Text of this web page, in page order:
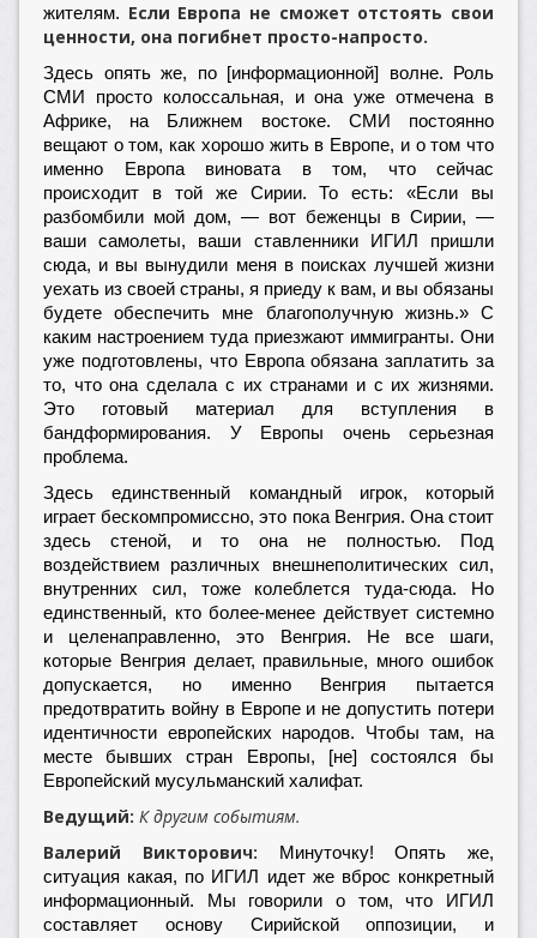
жителям. Если Европа не сможет отстоять свои
ценности, она погибнет просто-напросто.
Здесь опять же, по [информационной] волне. Роль
СМИ просто колоссальная, и она уже отмечена в
Африке, на Ближнем востоке. СМИ постоянно
вещают о том, как хорошо жить в Европе, и о том что
именно Европа виновата в том, что сейчас
происходит в той же Сирии. То есть: «Если вы
разбомбили мой дом, — вот беженцы в Сирии, —
ваши самолеты, ваши ставленники ИГИЛ пришли
сюда, и вы вынудили меня в поисках лучшей жизни
уехать из своей страны, я приеду к вам, и вы обязаны
будете обеспечить мне благополучную жизнь.» С
каким настроением туда приезжают иммигранты. Они
уже подготовлены, что Европа обязана заплатить за
то, что она сделала с их странами и с их жизнями.
Это готовый материал для вступления в
бандформирования. У Европы очень серьезная
проблема.
Здесь единственный командный игрок, который
играет бескомпромиссно, это пока Венгрия. Она стоит
здесь стеной, и то она не полностью. Под
воздействием различных внешнеполитических сил,
внутренних сил, тоже колеблется туда-сюда. Но
единственный, кто более-менее действует системно
и целенаправленно, это Венгрия. Не все шаги,
которые Венгрия делает, правильные, много ошибок
допускается, но именно Венгрия пытается
предотвратить войну в Европе и не допустить потери
идентичности европейских народов. Чтобы там, на
месте бывших стран Европы, [не] состоялся бы
Европейский мусульманский халифат.
Ведущий: К другим событиям.
Валерий Викторович:
Минуточку! Опять же,
ситуация какая, по ИГИЛ идет же вброс конкретный
информационный. Мы говорили о том, что ИГИЛ
составляет основу Сирийской оппозиции, и